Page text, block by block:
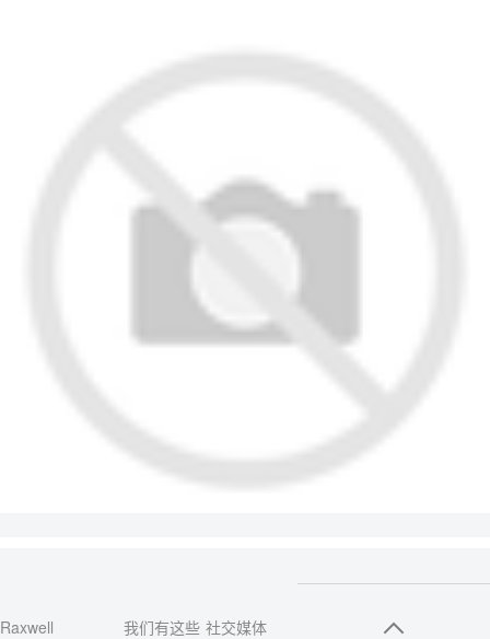
Raxwell 我们有这些 社交媒体